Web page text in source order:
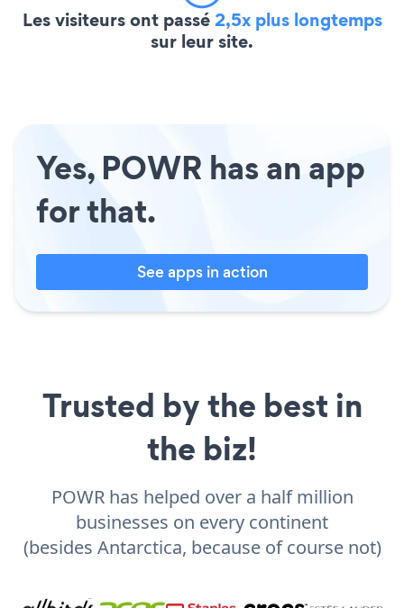
Les visiteurs ont passé2,5x plus longtemps
sur leur site.
Yes, POWR has an app
for that.
See apps in action
Trusted by the best in
the biz!
POWR has helped over a half million
businesses on every continent
(besides Antarctica, because of course not)